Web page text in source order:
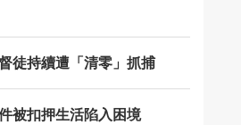
徒持續遭「清零」抓捕
被扣押生活陷入困境